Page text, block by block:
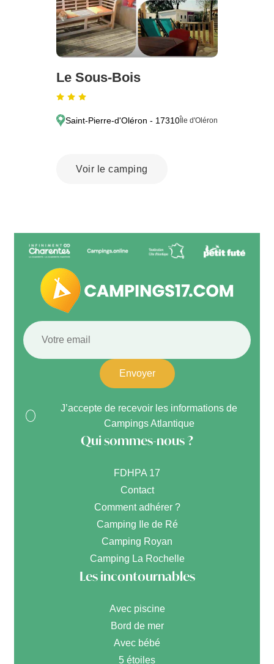
Le Sous-Bois
Saint-Pierre-d'Oléron - 17310Île d'Oléron
Voir le camping
Envoyer
J’accepte de recevoir les informations de
Campings Atlantique
Qui sommes-nous ?
FDHPA 17
Contact
Comment adhérer ?
Camping Ile de Ré
Camping Royan
Camping La Rochelle
Les incontournables
Avec piscine
Bord de mer
Avec bébé
5 étoiles